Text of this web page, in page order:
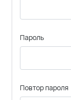
Пароль
Повтор пароля